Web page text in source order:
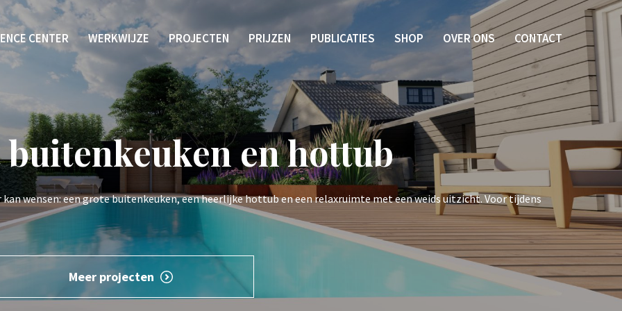
CENTER WERKWIJZE PROJECTEN PRIJZEN PUBLICATIES SHOP OVER ONS CONTACT
en hottub
wensen: een grote buitenkeuken, een heerlijke hottub en een relaxruimte met een weids uitzicht. Voor tijdens
Meer projecten